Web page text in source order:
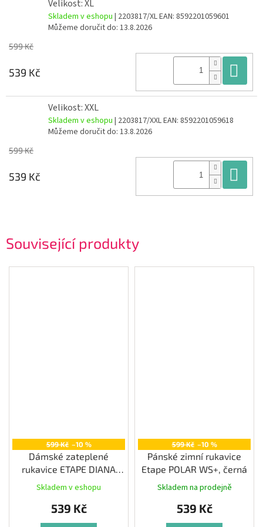
Související produkty
599 Kč –10 %
Dámské zateplené
rukavice ETAPE DIANA
WS+, černá
Skladem v eshopu
539 Kč
599 Kč –10 %
Pánské zimní rukavice
Etape POLAR WS+, černá
Skladem na prodejně
539 Kč
Velikost: XL
Skladem v eshopu | 2203817/XLEAN: 8592201059601
Můžeme doručit do: 13.8.2026
599 Kč
539 Kč
Velikost: XXL
Skladem v eshopu | 2203817/XXLEAN: 8592201059618
Můžeme doručit do: 13.8.2026
599 Kč
539 Kč